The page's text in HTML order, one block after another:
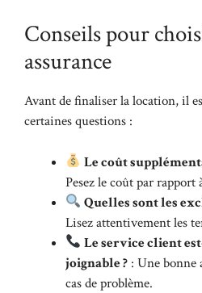
Conseils pour
assurance
Avant de finaliser la location, il
certaines questions :
Le coût
Pesez le coût par rapport
Quelles sont les
Lisez attentivement les
Le service client
joignable ? : Une bonne
cas de problème.